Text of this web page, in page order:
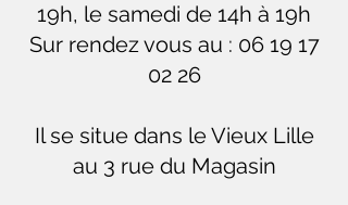
19h, le samedi de 14h à 19h
Sur rendez vous au : 06 19 17
02 26
Il se situe dans le Vieux Lille
au 3 rue du Magasin